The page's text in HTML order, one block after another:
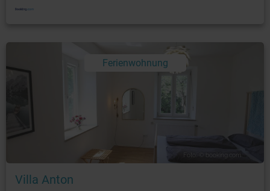
Ferienwohnung
Foto: © booking.com
Villa Anton